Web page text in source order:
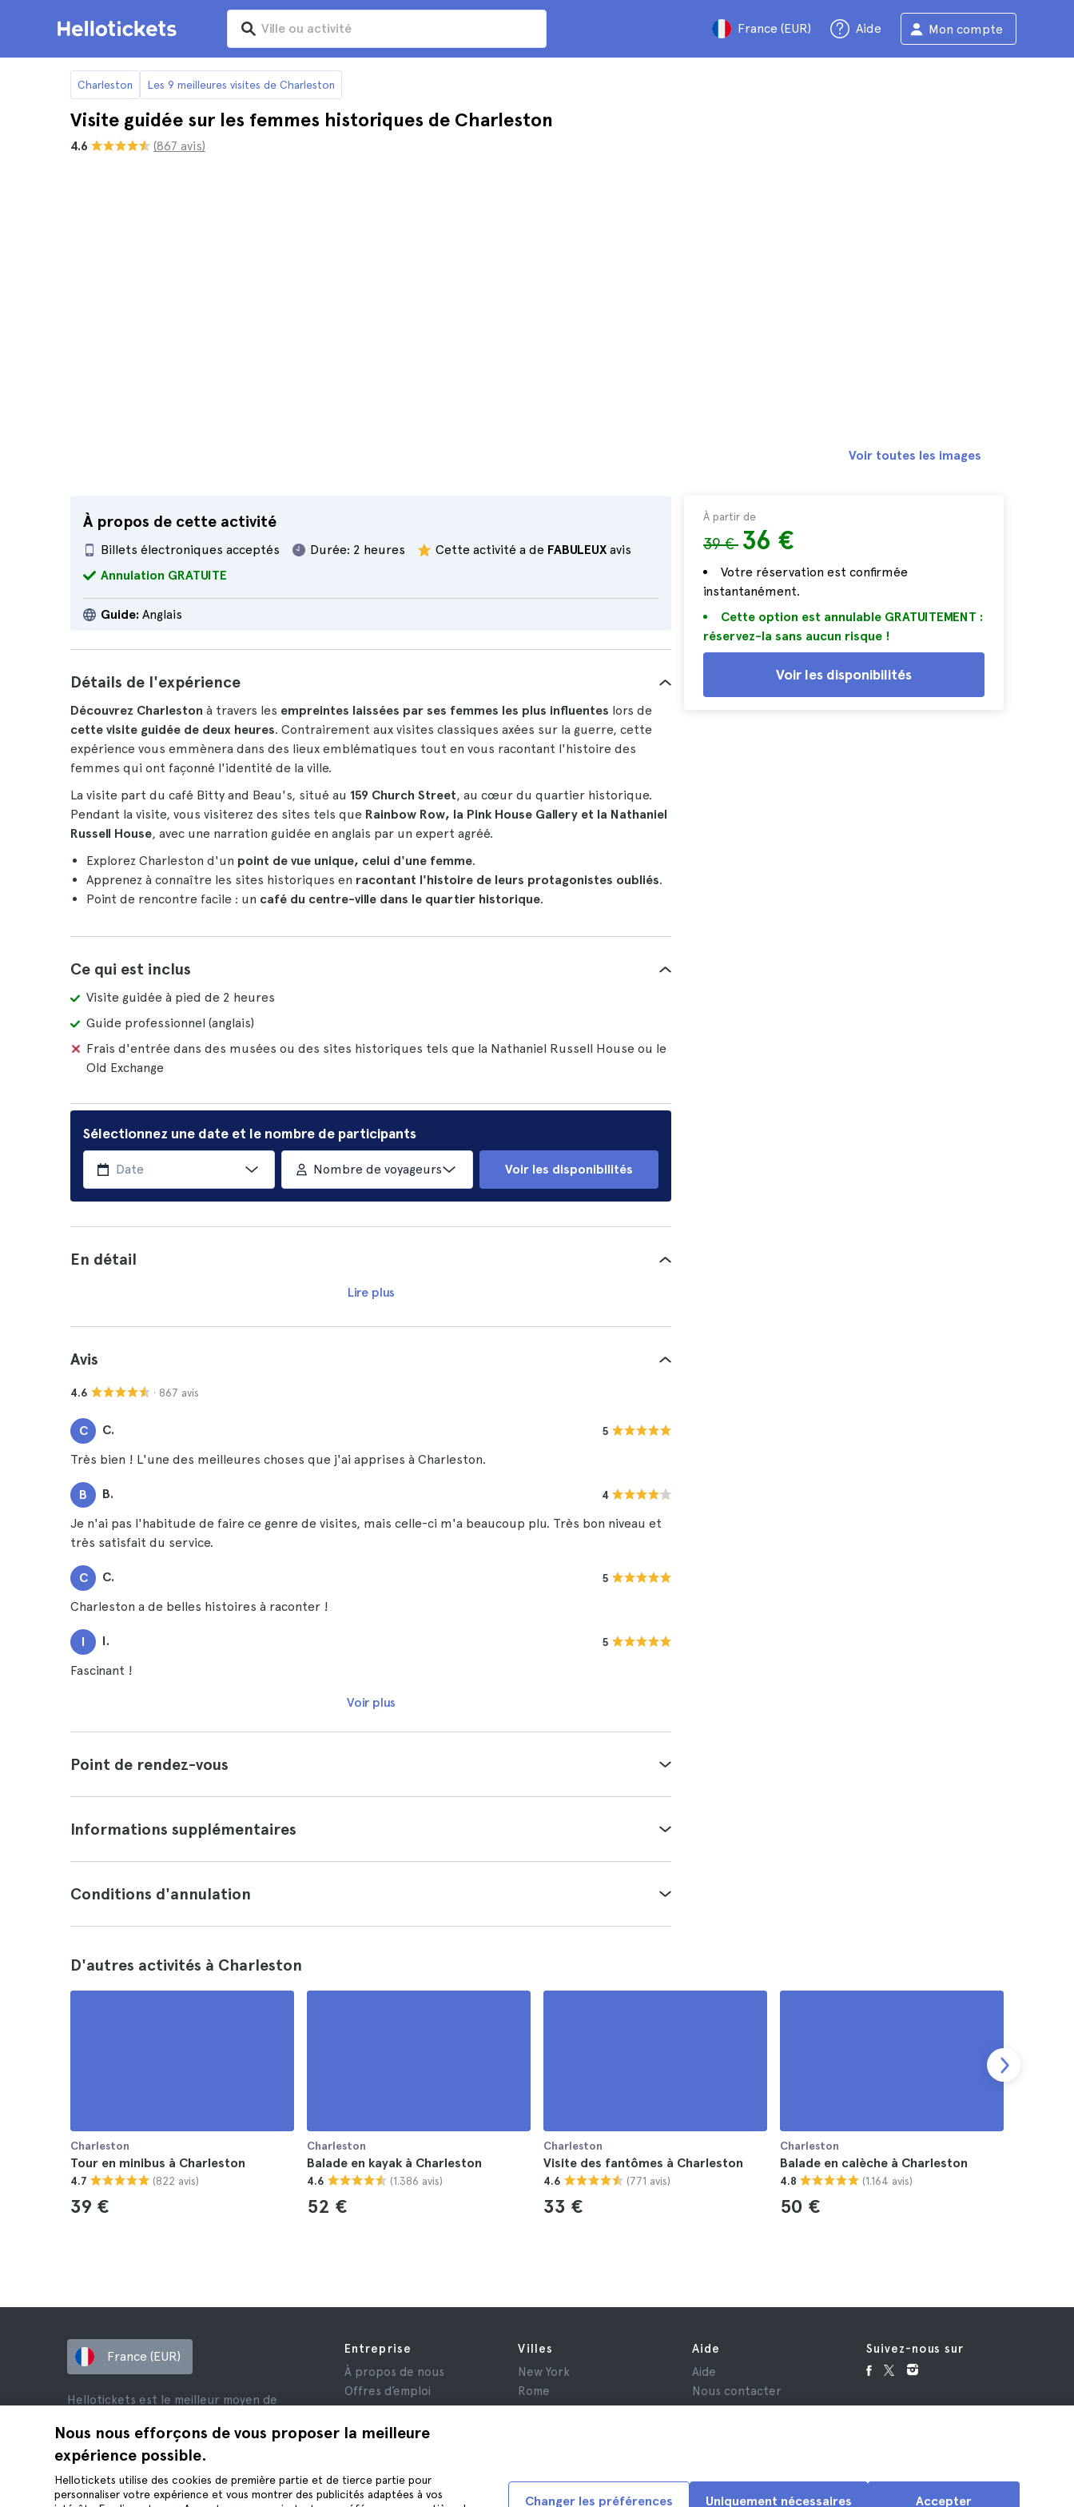
France (EUR) Aide Mon compte
Charleston Les 9 meilleures visites de Charleston
Visite guidée sur les femmes historiques de Charleston
4.6 (867 avis)
À propos de cette activité
Billets électroniques acceptés Durée: 2 heures Cette activité a de FABULEUXavis
Annulation GRATUITE
Guide: Anglais
À partir de
39 € 36 €
Votre réservation est confirmée
instantanément.
Cette option est annulable GRATUITEMENT :
réservez-la sans aucun risque !
Voir les disponibilités
Voir toutes les images
Détails de l'expérience
Découvrez Charleston à travers les empreintes laissées par ses femmes les plus influentes lors de
cette visite guidée de deux heures. Contrairement aux visites classiques axées sur la guerre, cette
expérience vous emmènera dans des lieux emblématiques tout en vous racontant l'histoire des
femmes qui ont façonné l'identité de la ville.
La visite part du café Bitty and Beau's, situé au 159 Church Street, au cœur du quartier historique.
Pendant la visite, vous visiterez des sites tels que Rainbow Row, la Pink House Gallery et la Nathaniel
Russell House, avec une narration guidée en anglais par un expert agréé.
Explorez Charleston d'un point de vue unique, celui d'une femme.
Apprenez à connaître les sites historiques en racontant l'histoire de leurs protagonistes oubliés.
Point de rencontre facile : un café du centre-ville dans le quartier historique.
Ce qui est inclus
Visite guidée à pied de 2 heures
Guide professionnel (anglais)
Frais d'entrée dans des musées ou des sites historiques tels que la Nathaniel Russell House ou le
Old Exchange
Sélectionnez une date et le nombre de participants
Nombre de voyageurs Voir les disponibilités
En détail
Lire plus
Avis
4.6 · 867 avis
C C. 5
Très bien ! L'une des meilleures choses que j'ai apprises à Charleston.
B B. 4
Je n'ai pas l'habitude de faire ce genre de visites, mais celle-ci m'a beaucoup plu. Très bon niveau et
très satisfait du service.
C C. 5
Charleston a de belles histoires à raconter !
I I. 5
Fascinant !
Voir plus
Point de rendez-vous
Informations supplémentaires
Conditions d'annulation
D'autres activités à Charleston
Charleston
Tour en minibus à Charleston
4.7 (822 avis)
39 €
Charleston
Balade en kayak à Charleston
4.6 (1.386 avis)
52 €
Charleston
Visite des fantômes à Charleston
4.6 (771 avis)
33 €
Charleston
Balade en calèche à Charleston
4.8 (1.164 avis)
50 €
Nous nous efforçons de vous proposer la meilleure
expérience possible.
Hellotickets utilise des cookies de première partie et de tierce partie pour
personnaliser votre expérience et vous montrer des publicités adaptées à vos
Accepter
Uniquement nécessaires
Changer les préférences
France (EUR)
Hellotickets est le meilleur moyen de
dans le monde entier.
© Hello Ticket, SL.
Entreprise
À propos de nous
Offres d’emploi
Affiliés
Avis
Mentions Légales
Villes
New York
Rome
Paris
Tenerife
Aide
Aide
Nous contacter
Suivez-nous sur